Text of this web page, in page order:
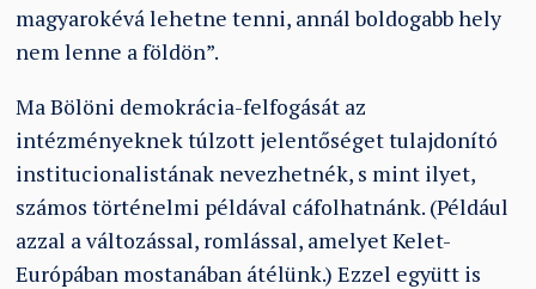
magyarokévá lehetne tenni, annál boldogabb hely
nem lenne a földön”.
Ma Bölöni demokrácia-felfogását az
intézményeknek túlzott jelentőséget tulajdonító
institucionalistának nevezhetnék, s mint ilyet,
számos történelmi példával cáfolhatnánk. (Például
azzal a változással, romlással, amelyet Kelet-
Európában mostanában átélünk.) Ezzel együtt is